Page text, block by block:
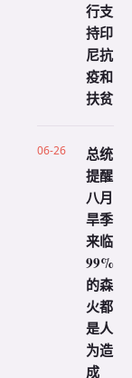
行支
持印
尼抗
疫和
扶贫
06-26
总统
提醒
八月
旱季
来临
99%
的森
火都
是人
为造
成